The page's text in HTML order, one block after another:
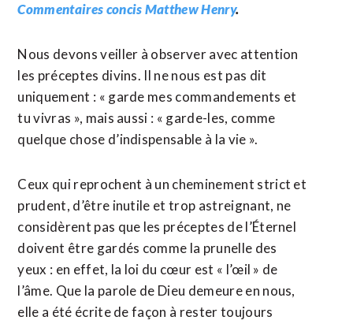
Commentaires concis Matthew Henry.
Nous devons veiller à observer avec attention
les préceptes divins. Il ne nous est pas dit
uniquement : « garde mes commandements et
tu vivras », mais aussi : « garde-les, comme
quelque chose d’indispensable à la vie ».
Ceux qui reprochent à un cheminement strict et
prudent, d’être inutile et trop astreignant, ne
considèrent pas que les préceptes de l’Éternel
doivent être gardés comme la prunelle des
yeux : en effet, la loi du cœur est « l’œil » de
l’âme. Que la parole de Dieu demeure en nous,
elle a été écrite de façon à rester toujours